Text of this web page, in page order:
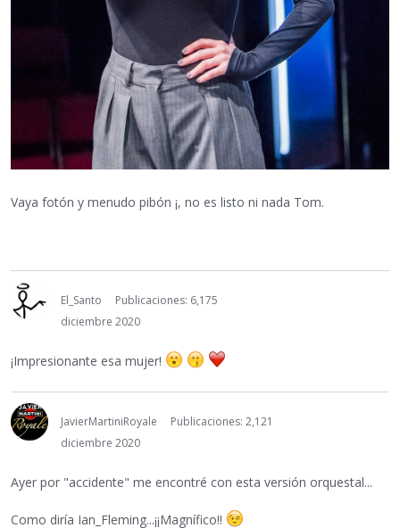
Vaya fotón y menudo pibón ¡, no es listo ni nada Tom.
El_Santo
Publicaciones: 6,175
diciembre 2020
¡Impresionante esa mujer!
JavierMartiniRoyale
Publicaciones: 2,121
diciembre 2020
Ayer por "accidente" me encontré con esta versión orquestal...
Como diría Ian_Fleming...¡¡Magnífico!!